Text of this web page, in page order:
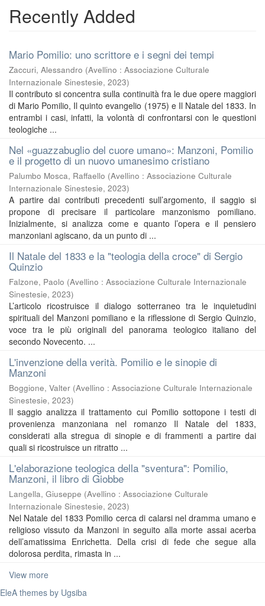
Recently Added
Mario Pomilio: uno scrittore e i segni dei tempi
Zaccuri, Alessandro (Avellino : Associazione Culturale
Internazionale Sinestesie, 2023)
Il contributo si concentra sulla continuità fra le due opere maggiori
di Mario Pomilio, Il quinto evangelio (1975) e Il Natale del 1833. In
entrambi i casi, infatti, la volontà di confrontarsi con le questioni
teologiche ...
Nel «guazzabuglio del cuore umano»: Manzoni, Pomilio
e il progetto di un nuovo umanesimo cristiano
Palumbo Mosca, Raffaello (Avellino : Associazione Culturale
Internazionale Sinestesie, 2023)
A partire dai contributi precedenti sull’argomento, il saggio si
propone di precisare il particolare manzonismo pomiliano.
Inizialmente, si analizza come e quanto l’opera e il pensiero
manzoniani agiscano, da un punto di ...
Il Natale del 1833 e la "teologia della croce" di Sergio
Quinzio
Falzone, Paolo (Avellino : Associazione Culturale Internazionale
Sinestesie, 2023)
L’articolo ricostruisce il dialogo sotterraneo tra le inquietudini
spirituali del Manzoni pomiliano e la riflessione di Sergio Quinzio,
voce tra le più originali del panorama teologico italiano del
secondo Novecento. ...
L'invenzione della verità. Pomilio e le sinopie di
Manzoni
Boggione, Valter (Avellino : Associazione Culturale Internazionale
Sinestesie, 2023)
Il saggio analizza il trattamento cui Pomilio sottopone i testi di
provenienza manzoniana nel romanzo Il Natale del 1833,
considerati alla stregua di sinopie e di frammenti a partire dai
quali si ricostruisce un ritratto ...
L'elaborazione teologica della "sventura": Pomilio,
Manzoni, il libro di Giobbe
Langella, Giuseppe (Avellino : Associazione Culturale
Internazionale Sinestesie, 2023)
Nel Natale del 1833 Pomilio cerca di calarsi nel dramma umano e
religioso vissuto da Manzoni in seguito alla morte assai acerba
dell’amatissima Enrichetta. Della crisi di fede che segue alla
dolorosa perdita, rimasta in ...
View more
EleA themes by Ugsiba